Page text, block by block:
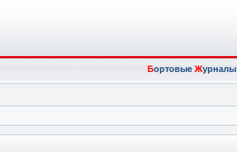
БортовыеЖурналы